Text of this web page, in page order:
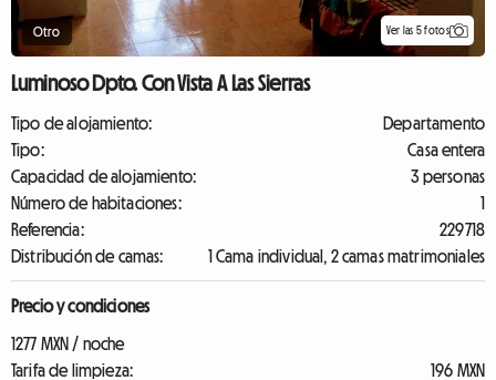
Otro Ver las 5 fotos
Luminoso Dpto. Con Vista A Las Sierras
Tipo de alojamiento:
Departamento
Tipo:
Casa entera
Capacidad de alojamiento:
3 personas
Número de habitaciones:
1
Referencia:
229718
Distribución de camas:
1 Cama individual, 2 camas matrimoniales
Precio y condiciones
1277 MXN / noche
Tarifa de limpieza:
196 MXN